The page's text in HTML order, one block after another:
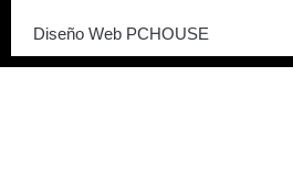
Diseño Web PCHOUSE